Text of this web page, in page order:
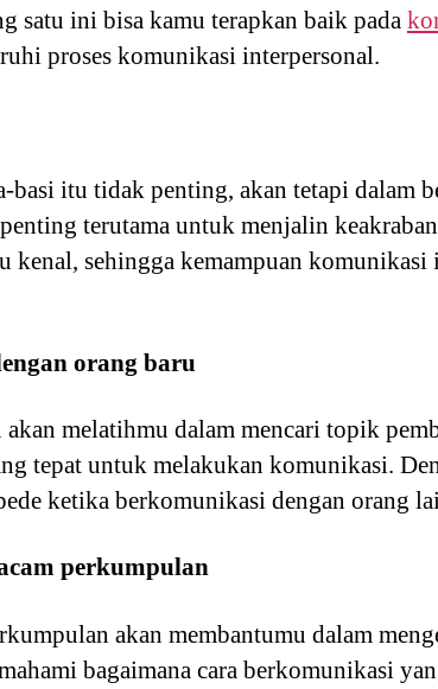
satu ini bisa kamu terapkan baik pada
proses komunikasi interpersonal.
basi itu tidak penting, akan tetapi dalam
terutama untuk menjalin
kenal, sehingga kemampuan
orang baru
melatihmu dalam mencari topik
tepat untuk melakukan komunikasi.
ketika berkomunikasi dengan orang
perkumpulan
akan membantumu dalam
bagaimana cara berkomunikasi